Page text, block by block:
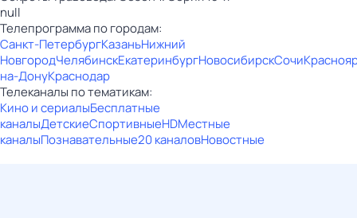
null
Телепрограмма по городам:
Санкт-ПетербургКазаньНижний
НовгородЧелябинскЕкатеринбургНовосибирскСочи
на-ДонуКраснодар
Телеканалы по тематикам:
Кино и сериалыБесплатные
каналыДетскиеСпортивныеHDМестные
каналыПознавательные20 каналовНовостные